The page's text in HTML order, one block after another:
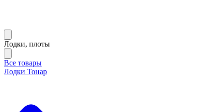
Лодки, плоты
Все товары
Лодки Тонар